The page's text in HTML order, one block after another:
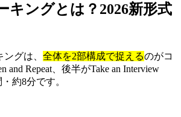
キングとは？2026新形式
グは、 全体を2部構成で捉えるのがコ
and Repeat、後半がTake an Interview
約8分です。